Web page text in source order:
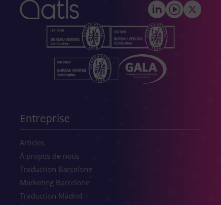
Entreprise
Articles
À propos de nous
Traduction Barcelone
Marketing Barcelone
Traduction Madrid